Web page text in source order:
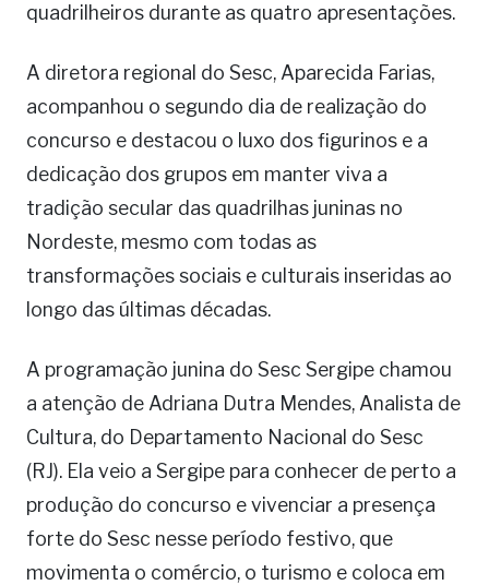
quadrilheiros durante as quatro apresentações.
A diretora regional do Sesc, Aparecida Farias,
acompanhou o segundo dia de realização do
concurso e destacou o luxo dos figurinos e a
dedicação dos grupos em manter viva a
tradição secular das quadrilhas juninas no
Nordeste, mesmo com todas as
transformações sociais e culturais inseridas ao
longo das últimas décadas.
A programação junina do Sesc Sergipe chamou
a atenção de Adriana Dutra Mendes, Analista de
Cultura, do Departamento Nacional do Sesc
(RJ). Ela veio a Sergipe para conhecer de perto a
produção do concurso e vivenciar a presença
forte do Sesc nesse período festivo, que
movimenta o comércio, o turismo e coloca em